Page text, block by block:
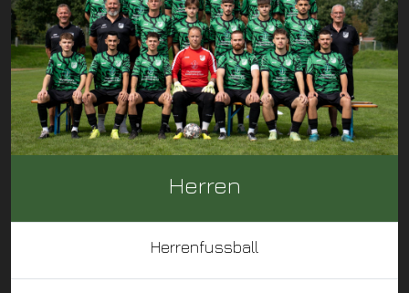
Herren
Herrenfussball